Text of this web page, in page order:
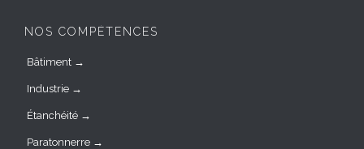
NOS COMPÉTENCES
Bâtiment →
Industrie →
Étanchéité →
Paratonnerre →